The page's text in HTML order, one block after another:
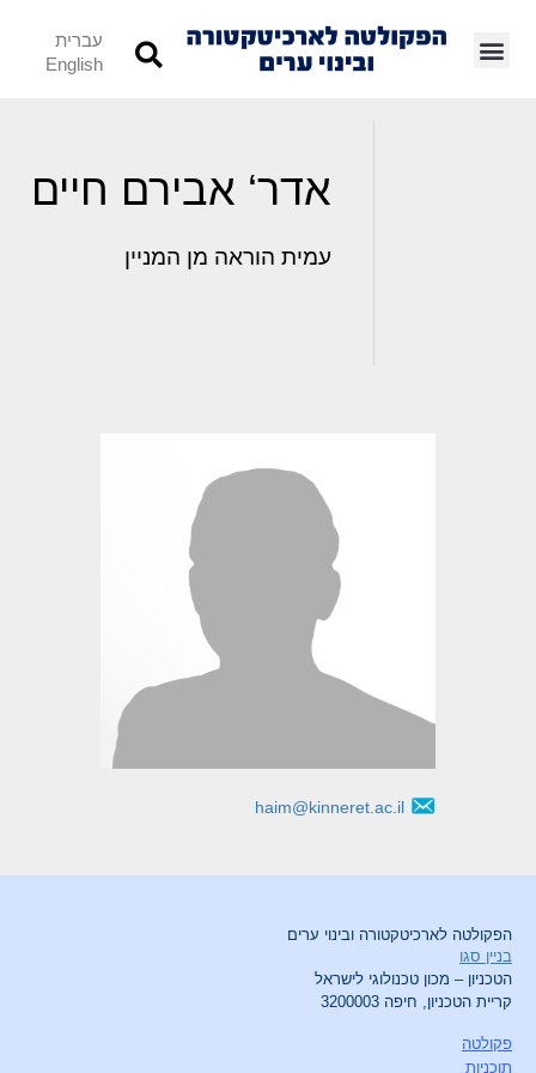
עברית
English
אדר‘ אבירם חיים
עמית הוראה מן המניין
haim@kinneret.ac.il
הפקולטה לארכיטקטורה ובינוי ערים
בניין סגו
הטכניון – מכון טכנולוגי לישראל
קריית הטכניון, חיפה 3200003
פקולטה
תוכניות